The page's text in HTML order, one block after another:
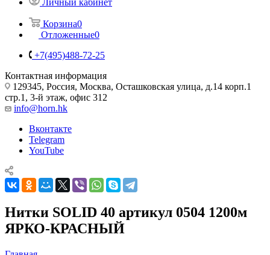
Личный кабинет
Корзина0
Отложенные0
+7(495)488-72-25
Контактная информация
129345, Россия, Москва, Осташковская улица, д.14 корп.1
стр.1, 3-й этаж, офис 312
info@horn.hk
Вконтакте
Telegram
YouTube
Нитки SOLID 40 артикул 0504 1200м
ЯРКО-КРАСНЫЙ